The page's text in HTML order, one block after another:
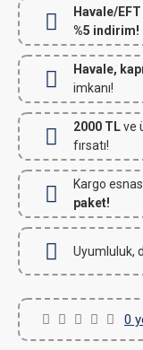
Havale/EFT
%5 indirim!
Havale,
imkanı!
2000 TLve
fırsatı!
Kargo
paket!
Uyumluluk,
0